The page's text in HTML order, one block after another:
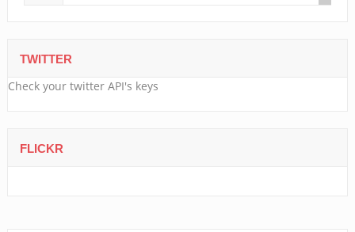
TWITTER
Check your twitter API's keys
FLICKR